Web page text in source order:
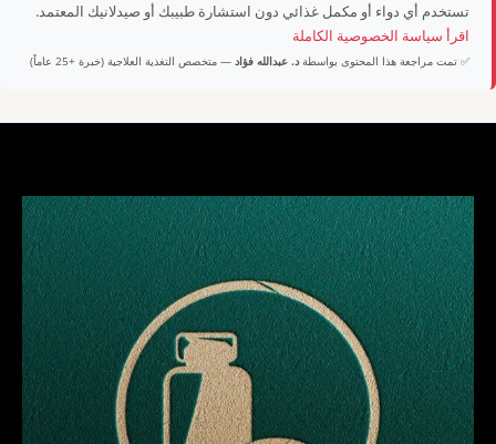
تستخدم أي دواء أو مكمل غذائي دون استشارة طبيبك أو صيدلانيك المعتمد.
اقرأ سياسة الخصوصية الكاملة
✅ تمت مراجعة هذا المحتوى بواسطةد. عبدالله فؤاد — متخصص التغذية العلاجية (خبرة +25 عاماً)